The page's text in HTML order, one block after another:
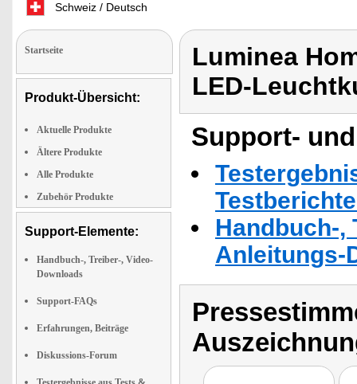
Schweiz / Deutsch
Startseite
Produkt-Übersicht:
Aktuelle Produkte
Ältere Produkte
Alle Produkte
Zubehör Produkte
Support-Elemente:
Handbuch-, Treiber-, Video-
Downloads
Support-FAQs
Erfahrungen, Beiträge
Diskussions-Forum
Luminea
LED-
Support-
Handbuch-,
Anleitungs-